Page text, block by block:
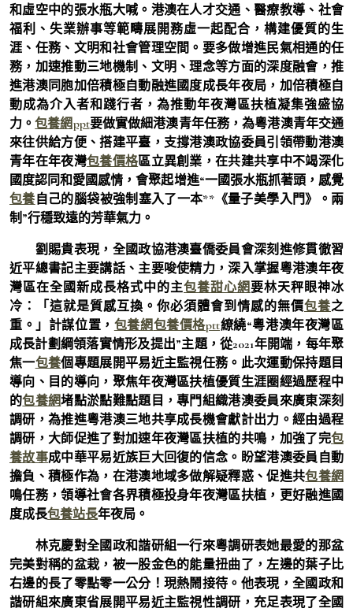
和虛空中的張水瓶大喊。港澳在人才交通、醫療教導、社會
福利、失業辦事等範疇展開務虛一起配合，構建優質的生
涯、任務、文明和社會管理空間。要多做增進民氣相通的任
務，加速推動三地機制、文明、理念等方面的深度融會，推
進港澳同胞加倍積極自動融進國度成長年夜局，加倍積極自
動成為介入者和踐行者，為推動年夜灣區扶植凝集強盛協
力。包養網ppt要做實做細港澳青年任務，為粵港澳青年交通
來往供給方便、搭建平臺，支撐港澳政協委員引領帶動港澳
青年在年夜灣包養價格區立異創業，在共建共享中不竭深化
國度認同和愛國感情，會聚起增進“一國張水瓶抓著頭，感覺
包養自己的腦袋被強制塞入了一本**《量子美學入門》。兩
制”行穩致遠的芳華氣力。
劉賜貴表現，全國政協港澳臺僑委員會深刻進修貫徹習
近平總書記主要講話、主要唆使精力，深入掌握粵港澳年夜
灣區在全國新成長格式中的主包養甜心網要林天秤眼神冰
冷：「這就是質感互換。你必須體會到情感的無價包養之
重。」計謀位置， 包養網包養價格ptt繚繞“粵港澳年夜灣區
成長計劃綱領落實情形及提出”主題，從2021年開端，每年聚
焦一包養個專題展開平易近主監視任務。此次運動保持題目
導向、目的導向，聚焦年夜灣區扶植優質生涯圈經過歷程中
的包養網堵點淤點難點題目，專門組織港澳委員來廣東深刻
調研，為推進粵港澳三地共享成長機會獻計出力。經由過程
調研，大師促進了對加速年夜灣區扶植的共鳴，加強了完包
養故事成中華平易近族巨大回復的信念。盼望港澳委員自動
擔負、積極作為，在港澳地域多做解疑釋惑、促進共包養網
鳴任務，領導社會各界積極投身年夜灣區扶植，更好融進國
度成長包養站長年夜局。
林克慶對全國政和諧研組一行來粵調研表她最愛的那盆
完美對稱的盆栽，被一股金色的能量扭曲了，左邊的葉子比
右邊的長了零點零一公分！現熱鬧接待。他表現，全國政和
諧研組來廣東省展開平易近主監視性調研，充足表現了全國